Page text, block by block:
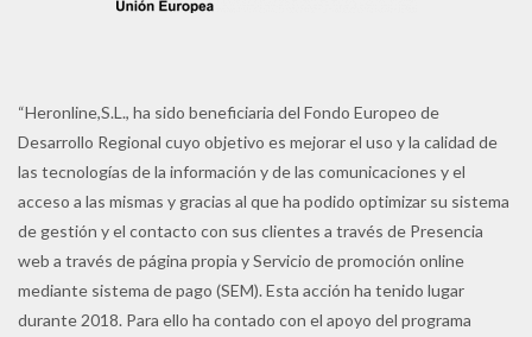
“Heronline,S.L., ha sido beneficiaria del Fondo Europeo de
Desarrollo Regional cuyo objetivo es mejorar el uso y la calidad de
las tecnologías de la información y de las comunicaciones y el
acceso a las mismas y gracias al que ha podido optimizar su sistema
de gestión y el contacto con sus clientes a través de Presencia
web a través de página propia y Servicio de promoción online
mediante sistema de pago (SEM). Esta acción ha tenido lugar
durante 2018. Para ello ha contado con el apoyo del programa